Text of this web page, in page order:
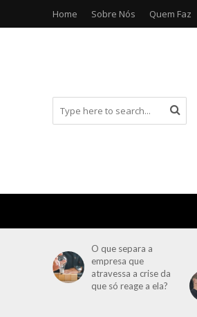
Home Sobre Nós Quem Faz
O que separa a
empresa que
atravessa a crise da
que só reage a ela?